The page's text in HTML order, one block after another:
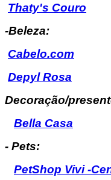
Thaty's Couro
-Beleza:
Cabelo.com
Depyl Rosa
Decoração/
Bella Casa
- Pets:
PetShop Vivi -